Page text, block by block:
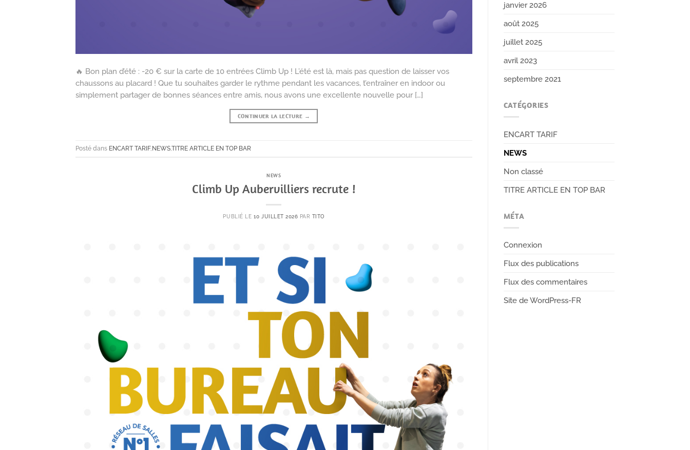
🔥 Bon plan d’été : -20 € sur la carte de 10 entrées Climb Up ! L’été est là, mais pas question de laisser vos
chaussons au placard ! Que tu souhaites garder le rythme pendant les vacances, t’entraîner en indoor ou
simplement partager de bonnes séances entre amis, nous avons une excellente nouvelle pour […]
CONTINUER LA LECTURE →
Posté dans ENCART TARIF, NEWS,TITRE ARTICLE EN TOP BAR
NEWS
Climb Up Aubervilliers recrute !
PUBLIÉ LE 10 JUILLET 2026 PAR TITO
janvier 2026
août 2025
juillet 2025
avril 2023
septembre 2021
CATÉGORIES
ENCART TARIF
NEWS
Non classé
TITRE ARTICLE EN TOP BAR
MÉTA
Connexion
Flux des publications
Flux des commentaires
Site de WordPress-FR